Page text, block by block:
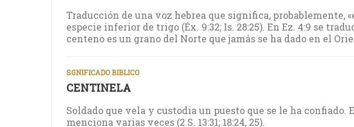
Traducción de una voz hebrea que significa, probablemente,
especie inferior de trigo (Éx. 9:32; Is. 28:25). En Ez. 4:9 se
centeno es un grano del Norte que jamás se ha dado en el
SGNIFICADO BIBLICO
CENTINELA
Soldado que vela y custodia un puesto que se le ha confiado.
menciona varias veces (2 S. 13:31; 18:24, 25).